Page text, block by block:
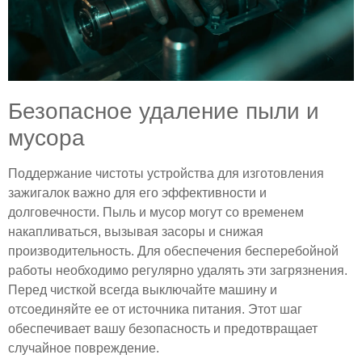
Безопасное удаление пыли и
мусора
Поддержание чистоты устройства для изготовления
зажигалок важно для его эффективности и
долговечности. Пыль и мусор могут со временем
накапливаться, вызывая засоры и снижая
производительность. Для обеспечения бесперебойной
работы необходимо регулярно удалять эти загрязнения.
Перед чисткой всегда выключайте машину и
отсоединяйте ее от источника питания. Этот шаг
обеспечивает вашу безопасность и предотвращает
случайное повреждение.